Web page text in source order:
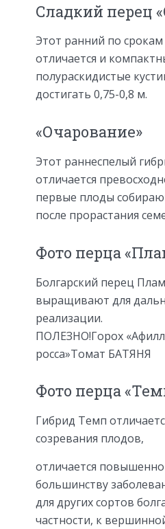
Сладкий перец
Этот ранний по
отличается и
полураскидистые
достигать 0,75-0,8 м.
«Очарование»
Этот раннеспелый
отличается
первые плоды
после прорастания
Фото перца
Болгарский перец
выращивают для
реализации.
ПОЛЕЗНО!Горох
росса»Томат БАТЯНЯ
Фото перца
Гибрид Темп
созревания плодов,
отличается
большинству
для других сортов
частности, к